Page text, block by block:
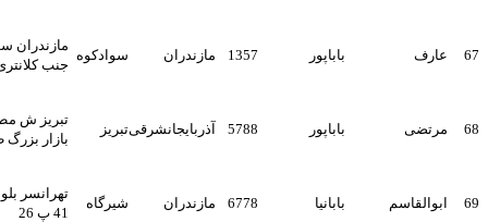
باباپور 1357 مازندران سوادکوه
مازندران سواد کوه شیرگاه
جنب کلانتری شماره 13
باباپور 5788 آذربایجانشرقیتبریز
تبریز ش مطهری راسته کوچه
بازار بزرگ طبقه اول واحد 32
بابانیا 6778 مازندران شیرگاه
تهرانسر بلوار یاس خ گلناز ک
41 پ 26